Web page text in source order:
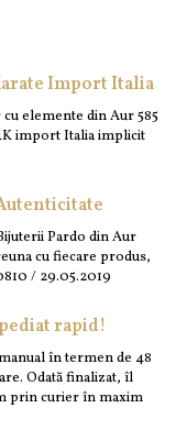
Import Italia
elemente din Aur 585
import Italia implicit
Pardo din Aur
cu fiecare produs,
/ 29.05.2019
rapid!
în termen de 48
Odată finalizat, îl
prin curier în maxim